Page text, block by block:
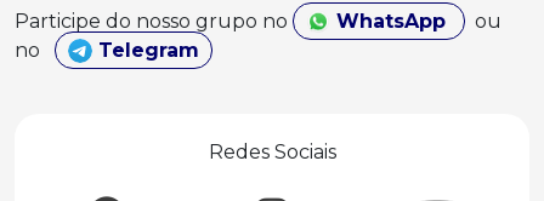
Participe do nosso grupo no WhatsApp
ou
no
Telegram
Redes Sociais